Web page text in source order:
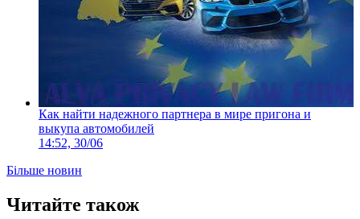
Как найти надежного партнера в мире пригона и
выкупа автомобилей
14:52, 30/06
Більше новин
Читайте також